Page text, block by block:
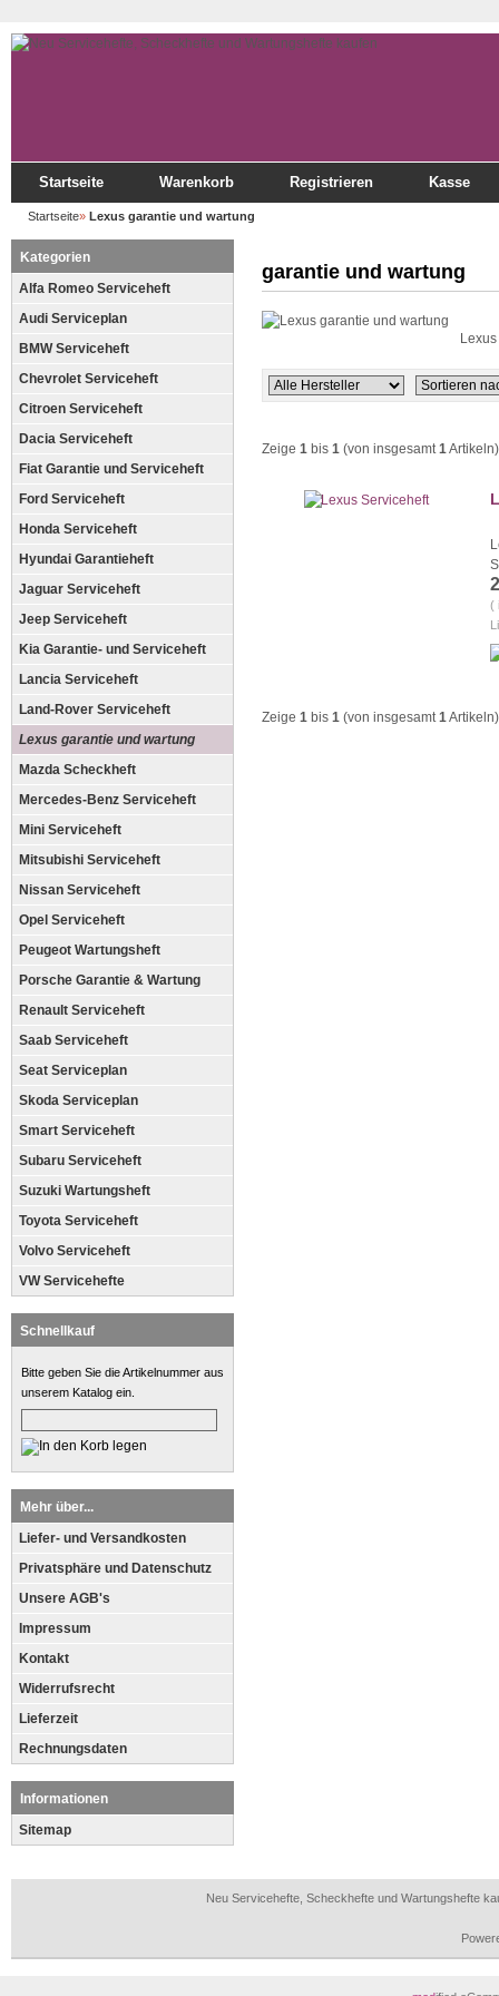
Startseite Warenkorb Registrieren Kasse
Startseite» Lexus garantie und wartung
Kategorien
Alfa Romeo Serviceheft
Audi Serviceplan
BMW Serviceheft
Chevrolet Serviceheft
Citroen Serviceheft
Dacia Serviceheft
Fiat Garantie und Serviceheft
Ford Serviceheft
Honda Serviceheft
Hyundai Garantieheft
Jaguar Serviceheft
Jeep Serviceheft
Kia Garantie- und Serviceheft
Lancia Serviceheft
Land-Rover Serviceheft
Lexus garantie und wartung
Mazda Scheckheft
Mercedes-Benz Serviceheft
Mini Serviceheft
Mitsubishi Serviceheft
Nissan Serviceheft
Opel Serviceheft
Peugeot Wartungsheft
Porsche Garantie & Wartung
Renault Serviceheft
Saab Serviceheft
Seat Serviceplan
Skoda Serviceplan
Smart Serviceheft
Subaru Serviceheft
Suzuki Wartungsheft
Toyota Serviceheft
Volvo Serviceheft
VW Servicehefte
Schnellkauf
Bitte geben Sie die Artikelnummer aus
unserem Katalog ein.
Mehr über...
Liefer- und Versandkosten
Privatsphäre und Datenschutz
Unsere AGB's
Impressum
Kontakt
Widerrufsrecht
Lieferzeit
Rechnungsdaten
Informationen
Sitemap
garantie und wartung
Zeige 1 bis 1 (von insgesamt1Artikeln)
(
Zeige 1 bis 1 (von insgesamt1Artikeln)
Neu Servicehefte, Scheckhefte und Wartungshefte